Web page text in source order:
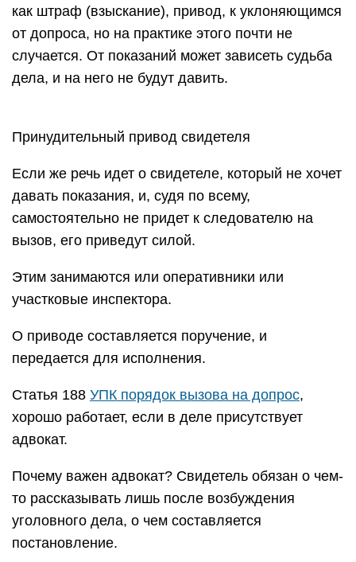
как штраф (взыскание), привод, к уклоняющимся
от допроса, но на практике этого почти не
случается. От показаний может зависеть судьба
дела, и на него не будут давить.
Принудительный привод свидетеля
Если же речь идет о свидетеле, который не хочет
давать показания, и, судя по всему,
самостоятельно не придет к следователю на
вызов, его приведут силой.
Этим занимаются или оперативники или
участковые инспектора.
О приводе составляется поручение, и
передается для исполнения.
Статья 188 УПК порядок вызова на допрос,
хорошо работает, если в деле присутствует
адвокат.
Почему важен адвокат? Свидетель обязан о чем-
то рассказывать лишь после возбуждения
уголовного дела, о чем составляется
постановление.